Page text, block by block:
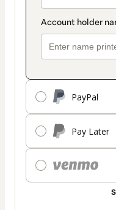
PayPal
Pay Later